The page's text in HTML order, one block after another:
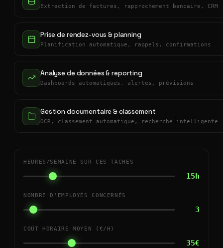
Extraction de factures, rapprochement bancaire, CRM
Prise de rendez-vous & planning
Planification automatique, rappels, confirmations
Analyse de données & reporting
Dashboards automatiques, alertes, prévisions
Gestion documentaire & classement
OCR, classement automatique, recherche intelligente
HEURES/SEMAINE SUR CES TÂCHES
15h
NOMBRE D'EMPLOYÉS CONCERNÉS
3
COÛT HORAIRE MOYEN (€/H)
35€